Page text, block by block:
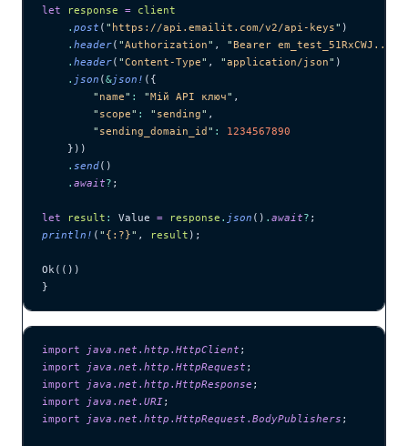
let response = client
    .
post ( " https://api.emailit.com/v2/api-keys" )
    .
header( "Authorization" , "Bearer
    .
header( "Content-Type" , "application/json" )
    .
json (&json! ({
        "
name" : "Мій API ключ" ,
        "
scope" : " sending" ,
        "
sending_domain_id " :
1234567890
    }))
    .
send()
    .
await? ;
let result : Value = response . json () . await? ;
println! ( " {:?}" , result );
Ok(())
}
import java . net . http . HttpClient ;
import java . net . http . HttpRequest ;
import java . net . http . HttpResponse ;
import java . net . URI;
import java . net . http . HttpRequest . BodyPublishers ;